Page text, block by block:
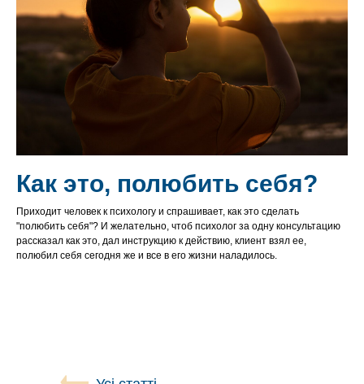
Как это, полюбить себя?
Приходит человек к психологу и спрашивает, как это сделать
"полюбить себя"? И желательно, чтоб психолог за одну консультацию
рассказал как это, дал инструкцию к действию, клиент взял ее,
полюбил себя сегодня же и все в его жизни наладилось.